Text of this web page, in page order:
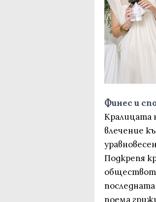
Финес и
Кралицата
влечение
Подкрепя
поема